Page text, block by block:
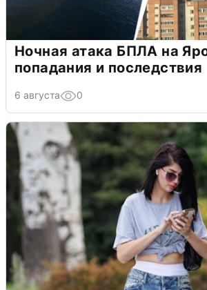
Ночная атака БПЛА на
попадания и последствия
6 августа 0